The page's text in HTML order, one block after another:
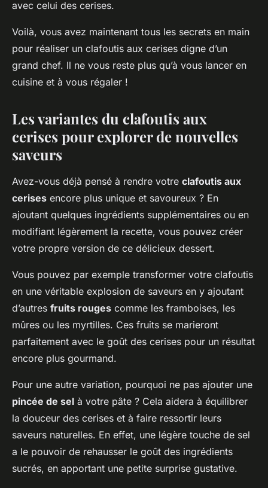
avec celui des cerises.
Voilà, vous avez maintenant tous les secrets en main
pour réaliser un clafoutis aux cerises digne d’un
grand chef. Il ne vous reste plus qu’à vous lancer en
cuisine et à vous régaler !
Les variantes du clafoutis aux
cerises pour explorer de nouvelles
saveurs
Avez-vous déjà pensé à rendre votre clafoutis aux
cerises encore plus unique et savoureux ? En
ajoutant quelques ingrédients supplémentaires ou en
modifiant légèrement la recette, vous pouvez créer
votre propre version de ce délicieux dessert.
Vous pouvez par exemple transformer votre clafoutis
en une véritable explosion de saveurs en y ajoutant
d’autres fruits rouges comme les framboises, les
mûres ou les myrtilles. Ces fruits se marieront
parfaitement avec le goût des cerises pour un résultat
encore plus gourmand.
Pour une autre variation, pourquoi ne pas ajouter une
pincée de sel à votre pâte ? Cela aidera à équilibrer
la douceur des cerises et à faire ressortir leurs
saveurs naturelles. En effet, une légère touche de sel
a le pouvoir de rehausser le goût des ingrédients
sucrés, en apportant une petite surprise gustative.